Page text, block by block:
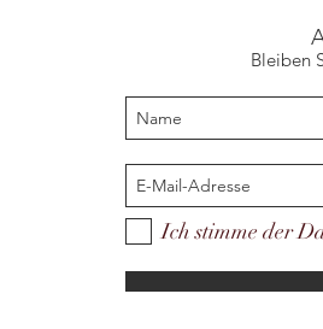
Bleiben
Ich stimme der